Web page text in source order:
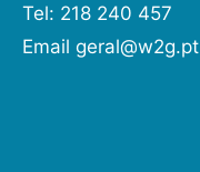
Tel: 218 240 457
Email geral@w2g.pt